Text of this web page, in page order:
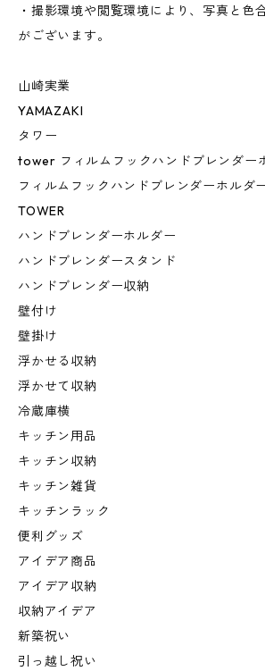
・撮影環境や閲覧環境により、写真と色
がございます。
山崎実業
YAMAZAKI
タワー
tower フィルムフックハンドブレンダー
フィルムフックハンドブレンダーホルダ
TOWER
ハンドブレンダーホルダー
ハンドブレンダースタンド
ハンドブレンダー収納
壁付け
壁掛け
浮かせる収納
浮かせて収納
冷蔵庫横
キッチン用品
キッチン収納
キッチン雑貨
キッチンラック
便利グッズ
アイデア商品
アイデア収納
収納アイデア
新築祝い
引っ越し祝い